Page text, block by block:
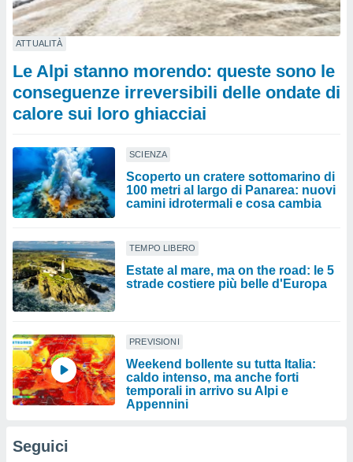
ATTUALITÀ
Le Alpi stanno morendo: queste sono le
conseguenze irreversibili delle ondate di
calore sui loro ghiacciai
SCIENZA
Scoperto un cratere sottomarino di
100 metri al largo di Panarea: nuovi
camini idrotermali e cosa cambia
TEMPO LIBERO
Estate al mare, ma on the road: le 5
strade costiere più belle d'Europa
PREVISIONI
Weekend bollente su tutta Italia:
caldo intenso, ma anche forti
temporali in arrivo su Alpi e
Appennini
Seguici